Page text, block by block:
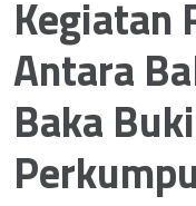
Kegiatan
Antara
Baka